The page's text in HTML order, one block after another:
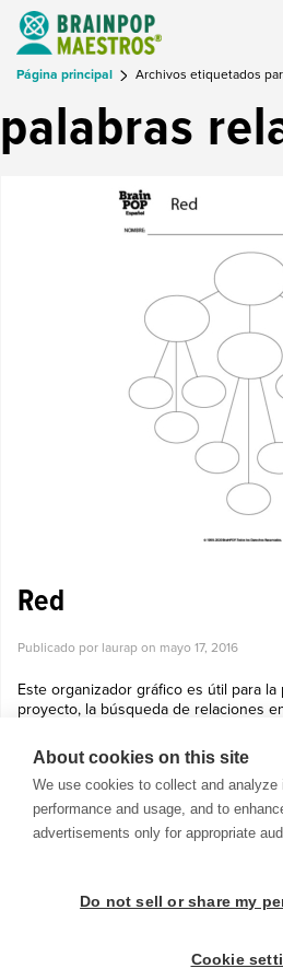
Página principal Archivos etiquetados
palabras
Red
Publicado por laurap on mayo 17, 2016
Este organizador gráfico es útil para
proyecto, la búsqueda de relaciones
ramificaci...
Ver más »
About cookies on this site
We use cookies to collect and analyze
performance and usage, and to
advertisements only for appropriate
Do not sell or share my
Cookie